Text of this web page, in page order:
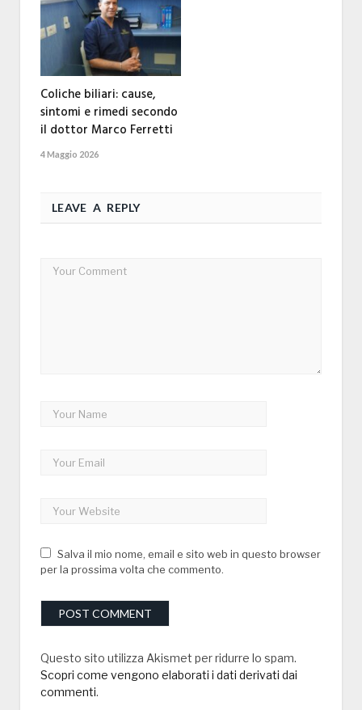
Coliche biliari: cause,
sintomi e rimedi secondo
il dottor Marco Ferretti
4 Maggio 2026
LEAVE A REPLY
Salva il mio nome, email e sito web in questo browser
per la prossima volta che commento.
Questo sito utilizza Akismet per ridurre lo spam.
Scopri come vengono elaborati i dati derivati dai
commenti.